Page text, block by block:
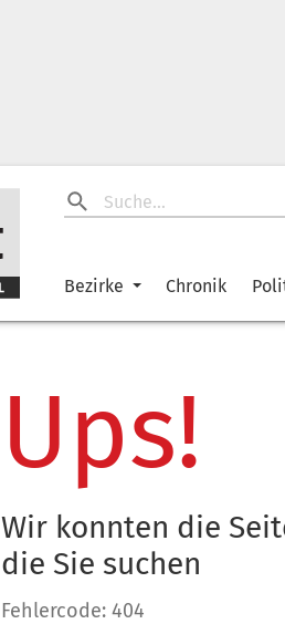
Bezirke Chronik
Ups!
Wir konnten die
die Sie suchen
Fehlercode: 404